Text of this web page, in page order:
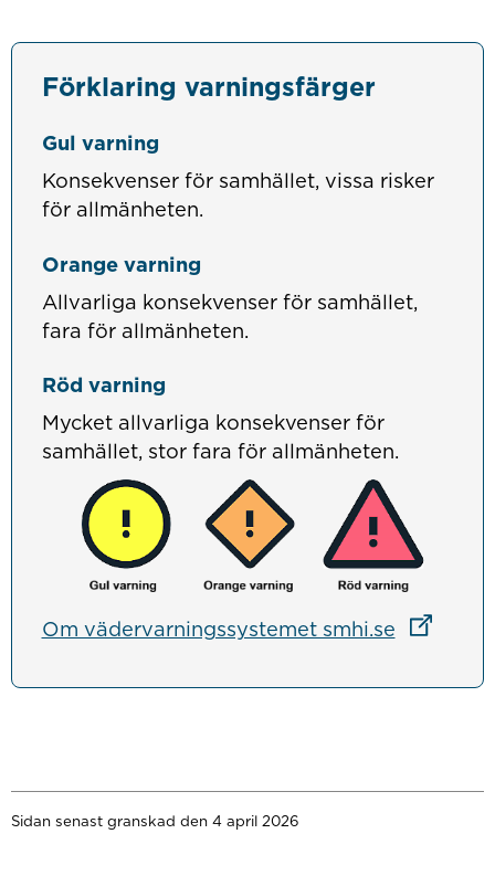
Förklaring varningsfärger
Gul varning
Konsekvenser för samhället, vissa risker
för allmänheten.
Orange varning
Allvarliga konsekvenser för samhället,
fara för allmänheten.
Röd varning
Mycket allvarliga konsekvenser för
samhället, stor fara för allmänheten.
Om vädervarningssystemet smhi.seLänk till
Sidan senast granskad den 4 april 2026